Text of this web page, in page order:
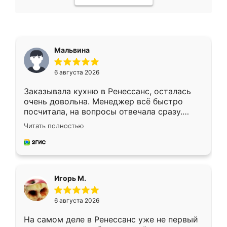
Мальвина
6 августа 2026
Заказывала кухню в Ренессанс, осталась
очень довольна. Менеджер всё быстро
посчитала, на вопросы отвечала сразу.
Замерщик приехал в субботу, подошёл к
делу со всей ответственностью. Собрали
за день, ребята работали аккуратно, даже
Читать полностью
Игорь М.
6 августа 2026
На самом деле в Ренессанс уже не первый